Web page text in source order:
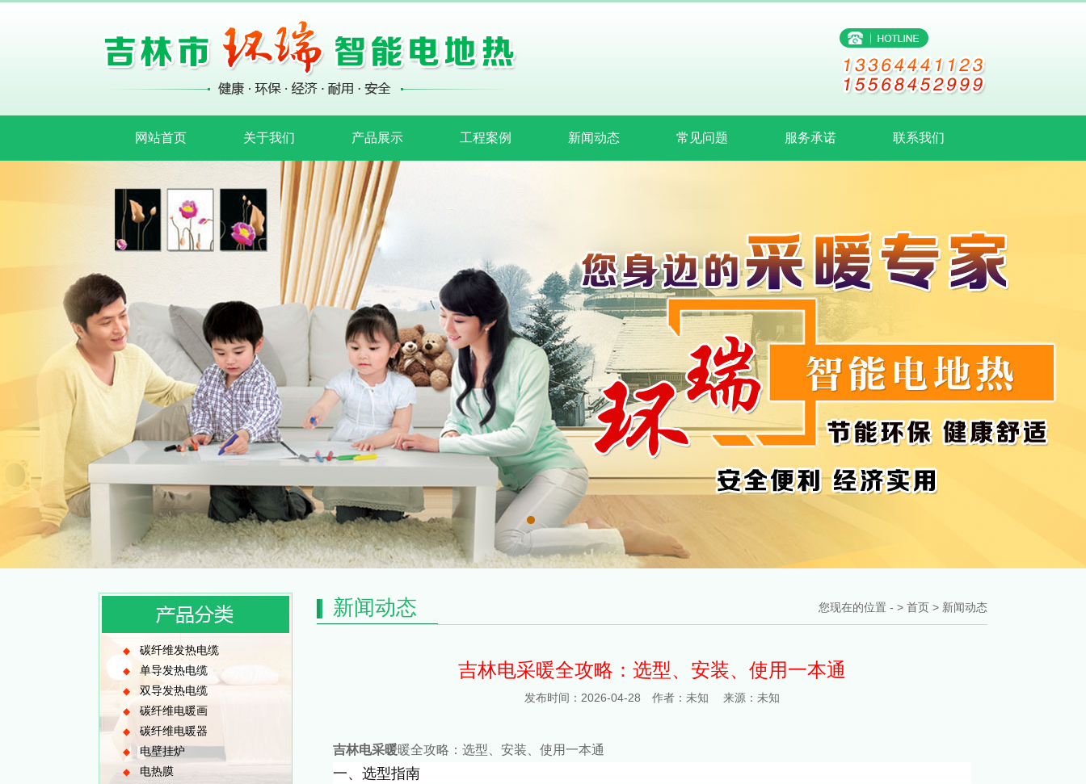
网站首页 关于我们 产品展示 工程案例 新闻动态 常见问题 服务承诺 联系我们
◆ 碳纤维发热电缆
◆ 单导发热电缆
◆ 双导发热电缆
◆ 碳纤维电暖画
◆ 碳纤维电暖器
◆ 电壁挂炉
◆ 电热膜
您现在的位置 - > 首页 > 新闻动态
新闻动态
吉林电采暖全攻略：选型、安装、使用一本通
发布时间：2026-04-28 作者：未知 来源：未知
吉林电采暖暖全攻略：选型、安装、使用一本通
一、选型指南